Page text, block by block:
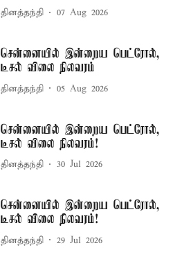
தினத்தந்தி 07 Aug 2026
சென்னையில் இன்றைய பெட்ரோல்,
டீசல் விலை நிலவரம்
தினத்தந்தி 05 Aug 2026
சென்னையில் இன்றைய பெட்ரோல்,
டீசல் விலை நிலவரம்!
தினத்தந்தி 30 Jul 2026
சென்னையில் இன்றைய பெட்ரோல்,
டீசல் விலை நிலவரம்!
தினத்தந்தி 29 Jul 2026